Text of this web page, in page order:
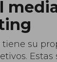
tiene su